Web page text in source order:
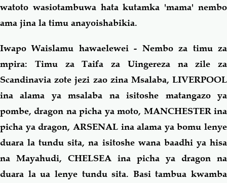
watoto wasiotambuwa hata kutamka 'mama' nembo
ama jina la timu anayoishabikia.
Iwapo Waislamu hawaelewei - Nembo za timu za
mpira: Timu za Taifa za Uingereza na zile za
Scandinavia zote jezi zao zina Msalaba, LIVERPOOL
ina alama ya msalaba na isitoshe matangazo ya
pombe, dragon na picha ya moto, MANCHESTER ina
picha ya dragon, ARSENAL ina alama ya bomu lenye
duara la tundu sita, na isitoshe wana baadhi ya hisa
na Mayahudi, CHELSEA ina picha ya dragon na
duara la ua lenye tundu sita. Basi tambua kwamba